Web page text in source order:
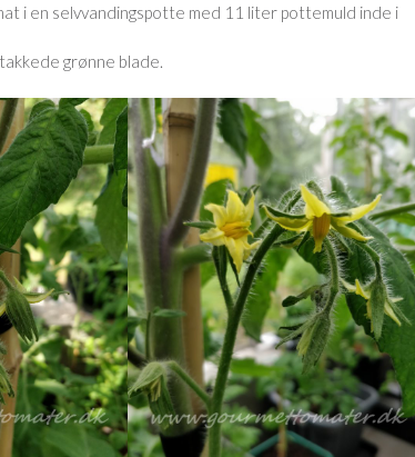
i en selvvandingspotte med 11 liter pottemuld inde i
grønne blade.